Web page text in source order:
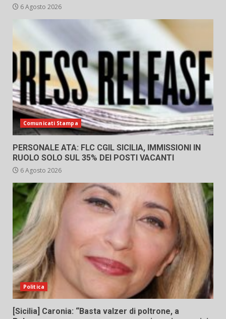
6 Agosto 2026
Comunicati Stampa
PERSONALE ATA: FLC CGIL SICILIA, IMMISSIONI IN
RUOLO SOLO SUL 35% DEI POSTI VACANTI
6 Agosto 2026
Politica
[Sicilia] Caronia: “Basta valzer di poltrone, a